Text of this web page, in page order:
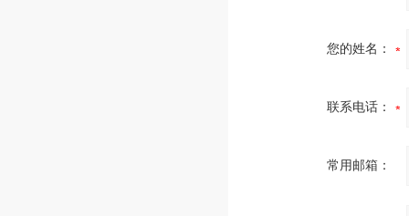
您的姓名：
联系电话：
常用邮箱：